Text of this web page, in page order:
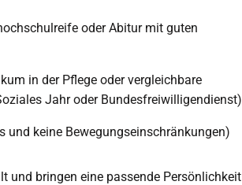
oder Abitur mit guten
in der Pflege oder vergleichbare
Jahr oder Bundesfreiwilligendienst)
und keine Bewegungseinschränkungen)
und bringen eine passende Persönlichkeit